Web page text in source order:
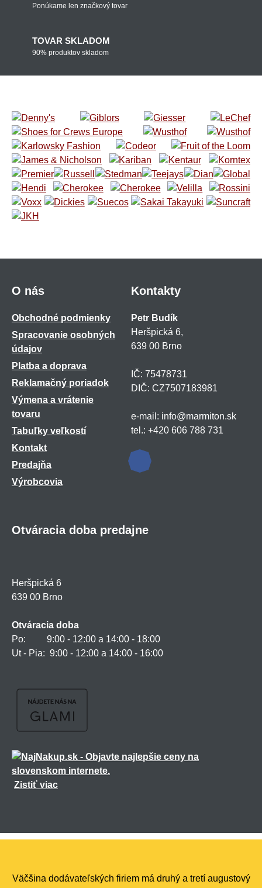
Ponúkame len značkový tovar
TOVAR SKLADOM
90% produktov skladom
O nás
Obchodné podmienky
Spracovanie osobných
údajov
Platba a doprava
Reklamačný poriadok
Výmena a vrátenie
tovaru
Tabuľky veľkostí
Kontakt
Predajňa
Výrobcovia
Kontakty
Petr Budík
Heršpická 6,
639 00 Brno
IČ: 75478731
DIČ: CZ7507183981
e-mail: info@marmiton.sk
tel.: +420 606 788 731
Otváracia doba predajne
Heršpická 6
639 00 Brno
Otváracia doba
Po: 9:00 - 12:00 a 14:00 - 18:00
Ut - Pia: 9:00 - 12:00 a 14:00 - 16:00
Zistiť viac
realizácia Shean.cz
Väčšina dodávateľských firiem má druhý a tretí augustový